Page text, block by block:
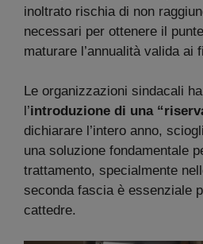
inoltrato rischia di non
necessari per ottenere il
maturare l’annualità valida ai
Le organizzazioni sindacali
l’introduzione di una
dichiarare l’intero anno,
una soluzione fondamentale
trattamento, specialmente
seconda fascia è essenziale
cattedre.